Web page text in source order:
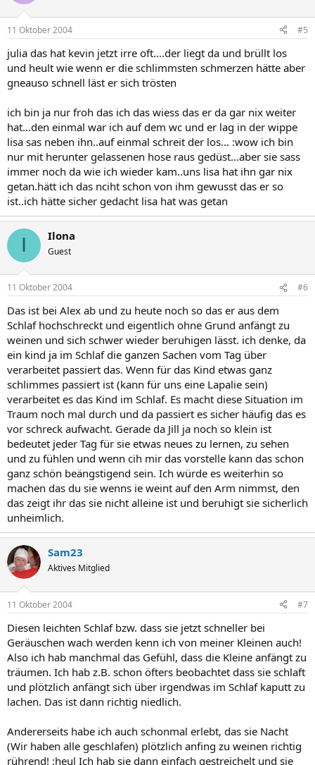
11 Oktober 2004 #5
julia das hat kevin jetzt irre oft....der liegt da und brüllt los
und heult wie wenn er die schlimmsten schmerzen hätte aber
gneauso schnell läst er sich trösten
ich bin ja nur froh das ich das wiess das er da gar nix weiter
hat...den einmal war ich auf dem wc und er lag in der wippe
lisa sas neben ihn..auf einmal schreit der los... :wow ich bin
nur mit herunter gelassenen hose raus gedüst...aber sie sass
immer noch da wie ich wieder kam..uns lisa hat ihn gar nix
getan.hätt ich das nciht schon von ihm gewusst das er so
ist..ich hätte sicher gedacht lisa hat was getan
I Ilona
Guest
11 Oktober 2004 #6
Das ist bei Alex ab und zu heute noch so das er aus dem
Schlaf hochschreckt und eigentlich ohne Grund anfängt zu
weinen und sich schwer wieder beruhigen lässt. ich denke, da
ein kind ja im Schlaf die ganzen Sachen vom Tag über
verarbeitet passiert das. Wenn für das Kind etwas ganz
schlimmes passiert ist (kann für uns eine Lapalie sein)
verarbeitet es das Kind im Schlaf. Es macht diese Situation im
Traum noch mal durch und da passiert es sicher häufig das es
vor schreck aufwacht. Gerade da Jill ja noch so klein ist
bedeutet jeder Tag für sie etwas neues zu lernen, zu sehen
und zu fühlen und wenn cih mir das vorstelle kann das schon
ganz schön beängstigend sein. Ich würde es weiterhin so
machen das du sie wenns ie weint auf den Arm nimmst, den
das zeigt ihr das sie nicht alleine ist und beruhigt sie sicherlich
unheimlich.
Sam23
Aktives Mitglied
11 Oktober 2004 #7
Diesen leichten Schlaf bzw. dass sie jetzt schneller bei
Geräuschen wach werden kenn ich von meiner Kleinen auch!
Also ich hab manchmal das Gefühl, dass die Kleine anfängt zu
träumen. Ich hab z.B. schon öfters beobachtet dass sie schlaft
und plötzlich anfängt sich über irgendwas im Schlaf kaputt zu
lachen. Das ist dann richtig niedlich.
Andererseits habe ich auch schonmal erlebt, das sie Nacht
(Wir haben alle geschlafen) plötzlich anfing zu weinen richtig
rührend! :heul Ich hab sie dann einfach gestreichelt und sie